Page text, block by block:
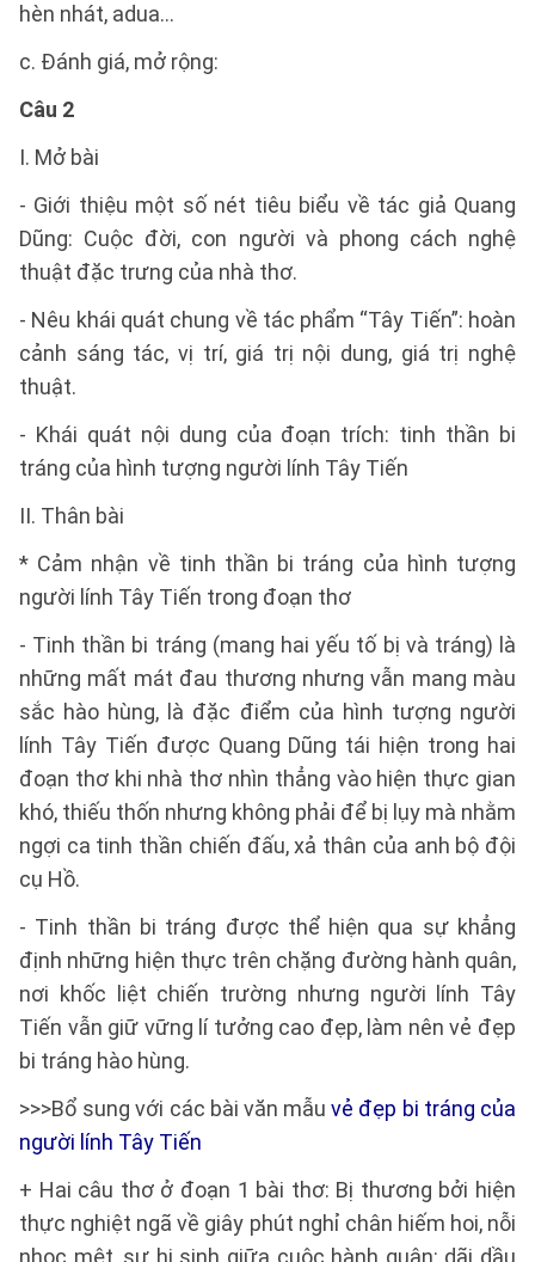
hèn nhát, adua...
c. Đánh giá, mở rộng:
Câu 2
I. Mở bài
- Giới thiệu một số nét tiêu biểu về tác giả Quang
Dũng: Cuộc đời, con người và phong cách nghệ
thuật đặc trưng của nhà thơ.
- Nêu khái quát chung về tác phẩm “Tây Tiến”: hoàn
cảnh sáng tác, vị trí, giá trị nội dung, giá trị nghệ
thuật.
- Khái quát nội dung của đoạn trích: tinh thần bi
tráng của hình tượng người lính Tây Tiến
II. Thân bài
* Cảm nhận về tinh thần bi tráng của hình tượng
người lính Tây Tiến trong đoạn thơ
- Tinh thần bi tráng (mang hai yếu tố bị và tráng) là
những mất mát đau thương nhưng vẫn mang màu
sắc hào hùng, là đặc điểm của hình tượng người
lính Tây Tiến được Quang Dũng tái hiện trong hai
đoạn thơ khi nhà thơ nhìn thẳng vào hiện thực gian
khó, thiếu thốn nhưng không phải để bị lụy mà nhằm
ngợi ca tinh thần chiến đấu, xả thân của anh bộ đội
cụ Hồ.
- Tinh thần bi tráng được thể hiện qua sự khẳng
định những hiện thực trên chặng đường hành quân,
nơi khốc liệt chiến trường nhưng người lính Tây
Tiến vẫn giữ vững lí tưởng cao đẹp, làm nên vẻ đẹp
bi tráng hào hùng.
>>>Bổ sung với các bài văn mẫuvẻ đẹp bi tráng của
người lính Tây Tiến
+ Hai câu thơ ở đoạn 1 bài thơ: Bị thương bởi hiện
thực nghiệt ngã về giây phút nghỉ chân hiếm hoi, nỗi
nhọc mệt, sự hi sinh giữa cuộc hành quân: dãi dầu